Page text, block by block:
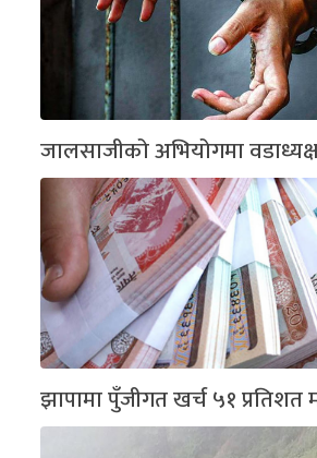
जालसाजीको अभियोगमा
झापामा पुँजीगत खर्च ५१ प्रतिशत